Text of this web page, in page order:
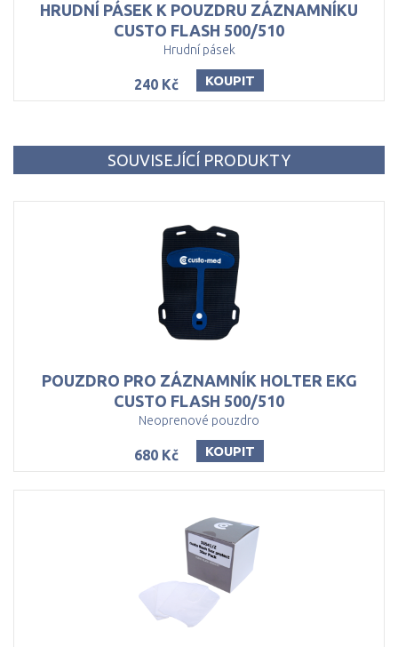
HRUDNÍ PÁSEK K POUZDRU ZÁZNAMNÍKU
CUSTO FLASH 500/510
Hrudní pásek
240 Kč KOUPIT
SOUVISEJÍCÍ PRODUKTY
POUZDRO PRO ZÁZNAMNÍK HOLTER EKG
CUSTO FLASH 500/510
Neoprenové pouzdro
680 Kč KOUPIT